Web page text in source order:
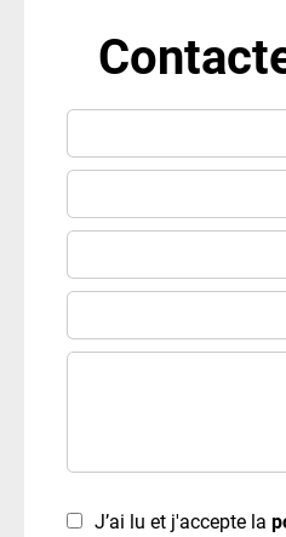
J’ai lu et j'accepte la